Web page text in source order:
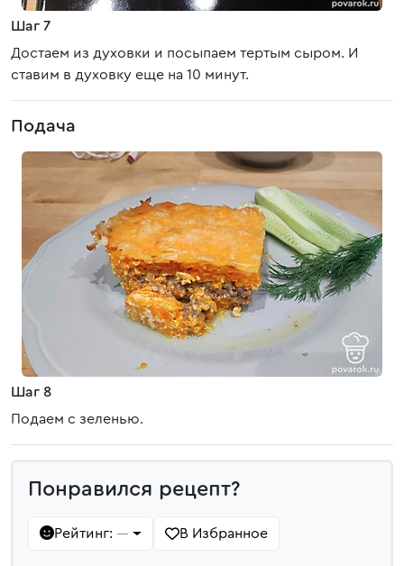
Шаг 7
Достаем из духовки и посыпаем тертым сыром. И
ставим в духовку еще на 10 минут.
Подача
Шаг 8
Подаем с зеленью.
Понравился рецепт?
Рейтинг: — В Избранное